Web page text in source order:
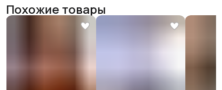
Похожие товары